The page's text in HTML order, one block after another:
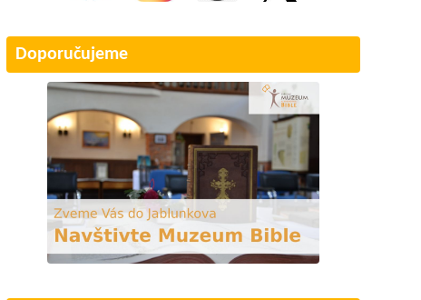
Doporučujeme